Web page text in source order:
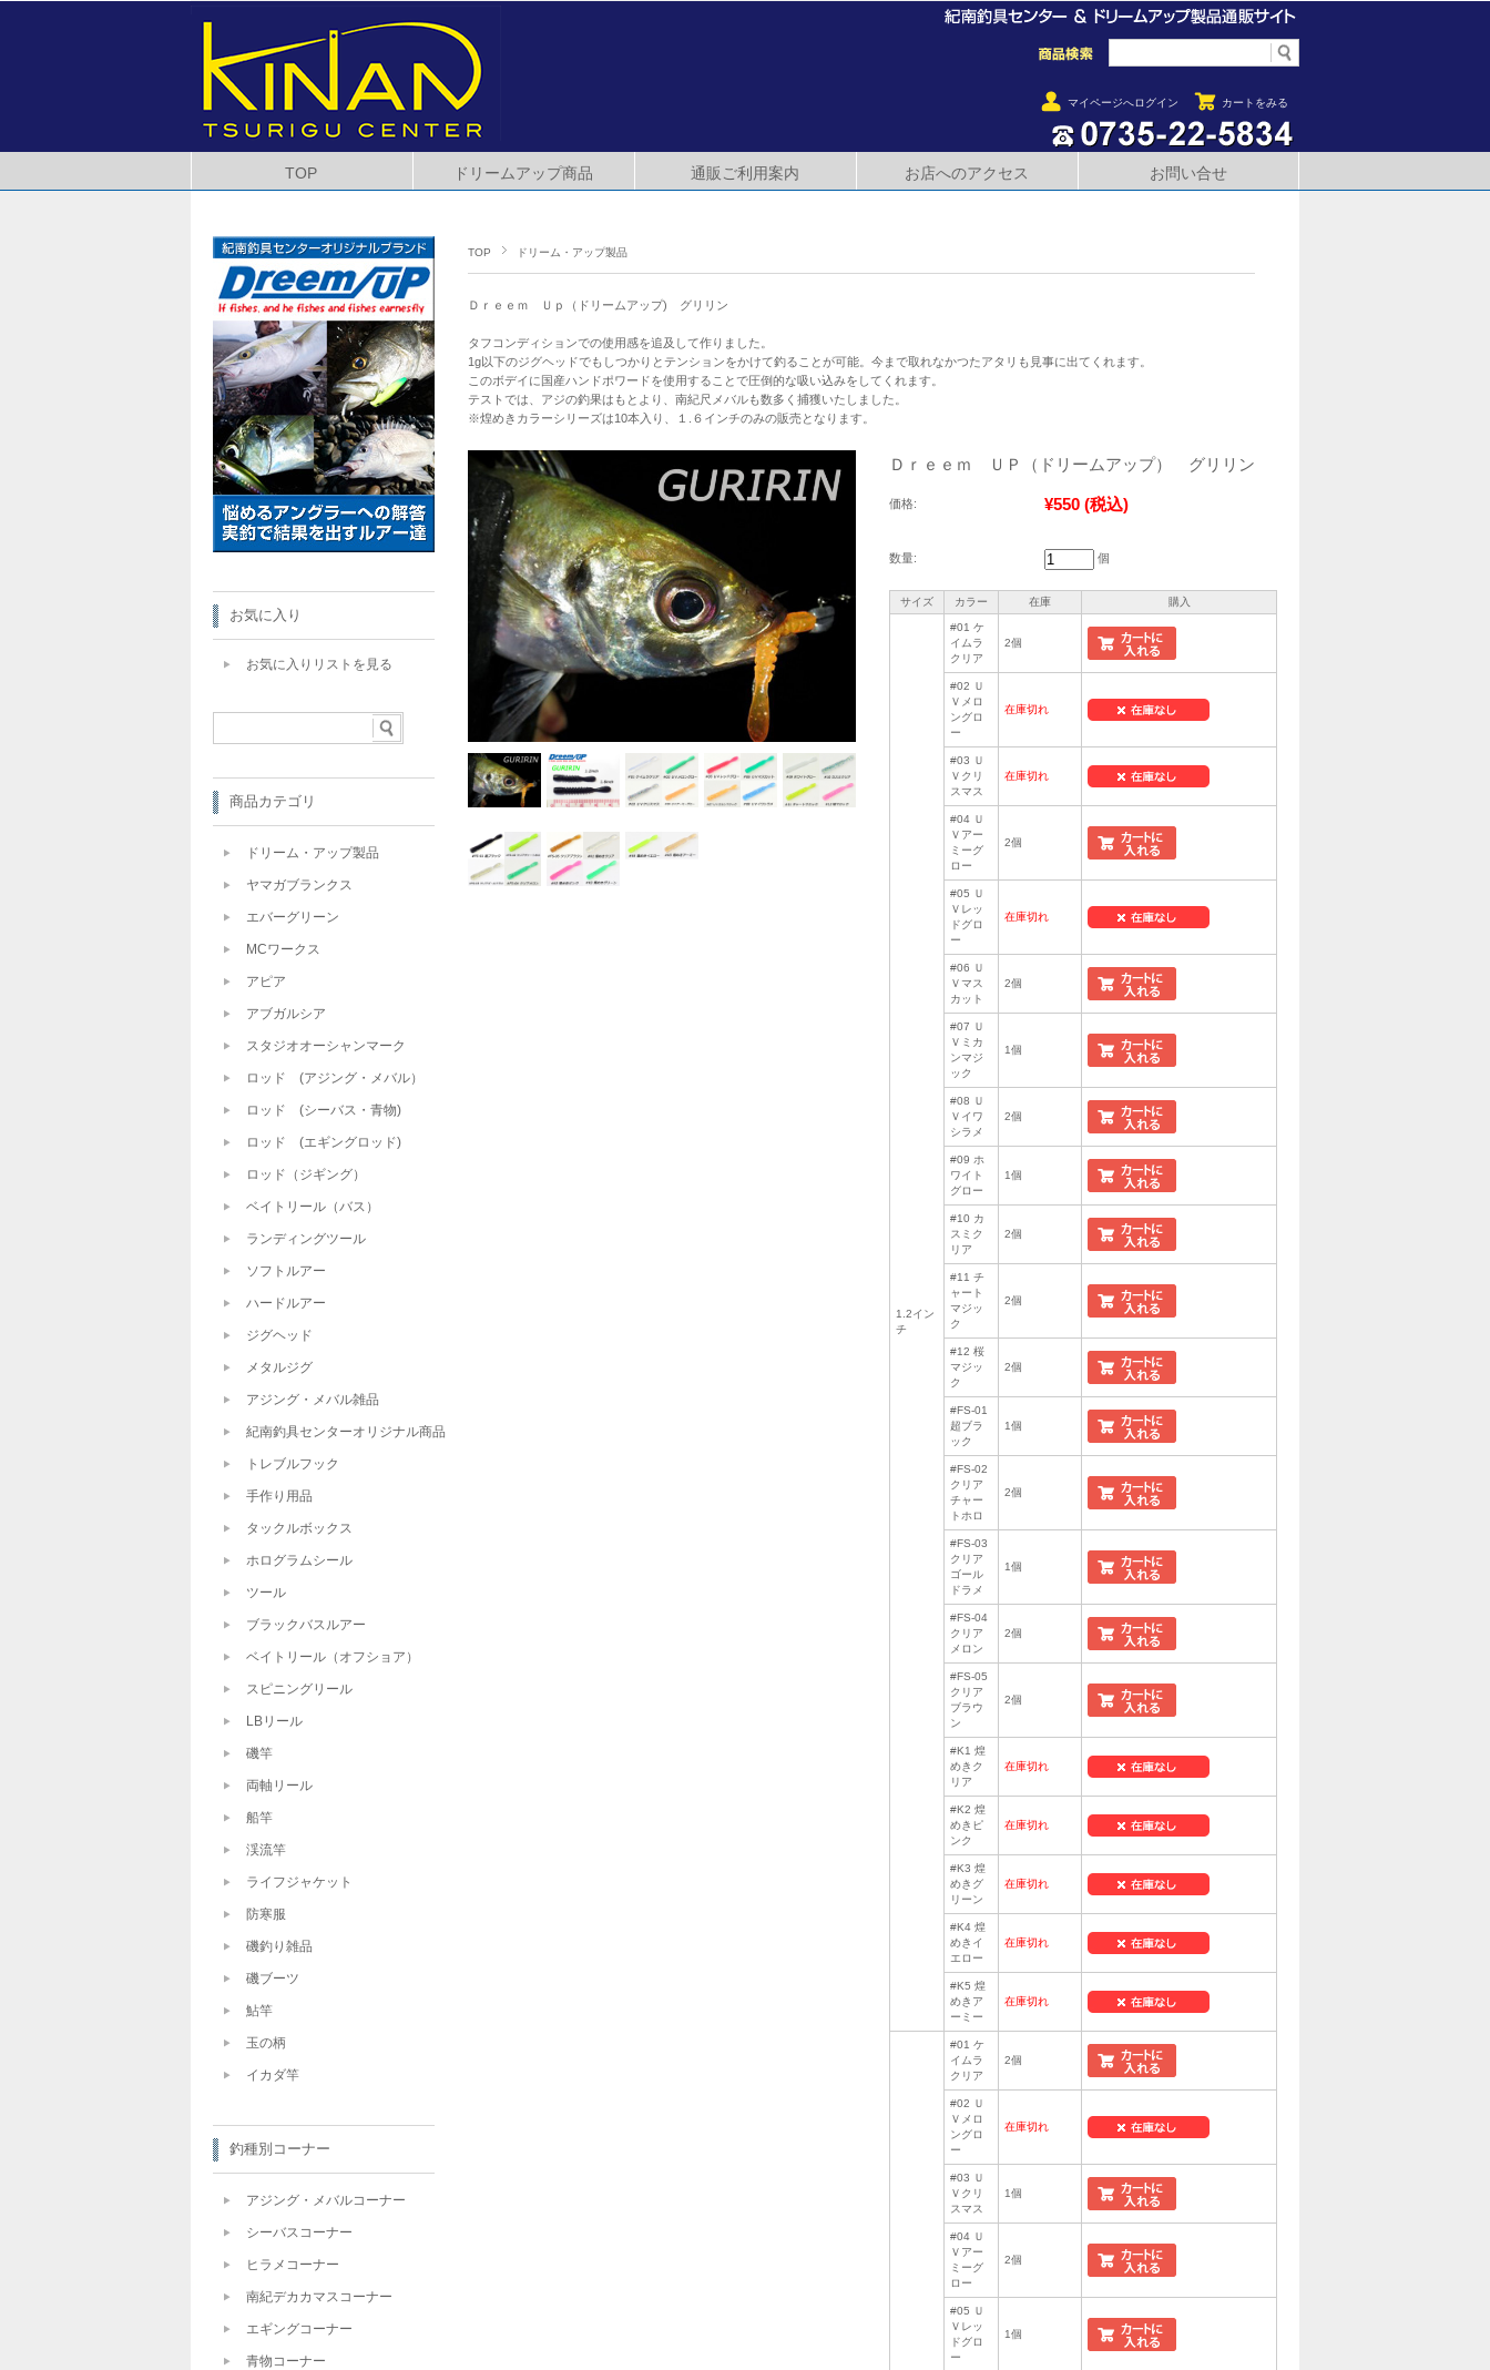
マイページへログイン カートをみる
TOP ドリームアップ商品 通販ご利用案内 お店へのアクセス お問い合せ
TOP ドリーム・アップ製品
Ｄｒｅｅｍ Ｕｐ（ドリームアップ) グリリン
タフコンディションでの使用感を追及して作りました。
1g以下のジグヘッドでもしつかりとテンションをかけて釣ることが可能。今まで取れなかつたアタリも見事に出てくれます。
このボデイに国産ハンドポワードを使用することで圧倒的な吸い込みをしてくれます。
テストでは、アジの釣果はもとより、南紀尺メバルも数多く捕獲いたしました。
※煌めきカラーシリーズは10本入り、１.６インチのみの販売となります。
Ｄｒｅｅｍ ＵＰ（ドリームアップ） グリリン
価格: ¥550 (税込)
数量: 個
サイズ カラー 在庫 購入
1.2イン
チ
#01 ケ
イムラ
クリア
2個
#02 Ｕ
Ｖメロ
ングロ
ー
在庫切れ
#03 Ｕ
Ｖクリ
スマス
在庫切れ
#04 Ｕ
Ｖアー
ミーグ
ロー
2個
#05 Ｕ
Ｖレッ
ドグロ
ー
在庫切れ
#06 Ｕ
Ｖマス
カット
2個
#07 Ｕ
Ｖミカ
ンマジ
ック
1個
#08 Ｕ
Ｖイワ
シラメ
2個
#09 ホ
ワイト
グロー
1個
#10 カ
スミク
リア
2個
#11 チ
ャート
マジッ
ク
2個
#12 桜
マジッ
ク
2個
#FS-01
超ブラ
ック
1個
#FS-02
クリア
チャー
トホロ
2個
#FS-03
クリア
ゴール
ドラメ
1個
#FS-04
クリア
メロン
2個
#FS-05
クリア
ブラウ
ン
2個
#K1 煌
めきク
リア
在庫切れ
#K2 煌
めきピ
ンク
在庫切れ
#K3 煌
めきグ
リーン
在庫切れ
#K4 煌
めきイ
エロー
在庫切れ
#K5 煌
めきア
ーミー
在庫切れ
#01 ケ
イムラ
クリア
2個
#02 Ｕ
Ｖメロ
ングロ
ー
在庫切れ
#03 Ｕ
Ｖクリ
スマス
1個
#04 Ｕ
Ｖアー
ミーグ
ロー
2個
#05 Ｕ
Ｖレッ
ドグロ
ー
1個
お気に入り
お気に入りリストを見る
商品カテゴリ
ドリーム・アップ製品
ヤマガブランクス
エバーグリーン
MCワークス
アピア
アブガルシア
スタジオオーシャンマーク
ロッド (アジング・メバル）
ロッド (シーバス・青物)
ロッド (エギングロッド)
ロッド（ジギング）
ベイトリール（バス）
ランディングツール
ソフトルアー
ハードルアー
ジグヘッド
メタルジグ
アジング・メバル雑品
紀南釣具センターオリジナル商品
トレブルフック
手作り用品
タックルボックス
ホログラムシール
ツール
ブラックバスルアー
ベイトリール（オフショア）
スピニングリール
LBリール
磯竿
両軸リール
船竿
渓流竿
ライフジャケット
防寒服
磯釣り雑品
磯ブーツ
鮎竿
玉の柄
イカダ竿
釣種別コーナー
アジング・メバルコーナー
シーバスコーナー
ヒラメコーナー
南紀デカカマスコーナー
エギングコーナー
青物コーナー